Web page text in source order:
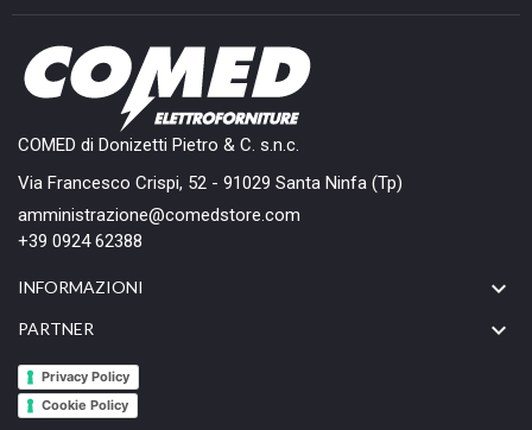
COMED di Donizetti Pietro & C. s.n.c.
Via Francesco Crispi, 52 - 91029 Santa Ninfa (Tp)
amministrazione@comedstore.com
+39 0924 62388
INFORMAZIONI 
PARTNER 
Privacy Policy
Cookie Policy